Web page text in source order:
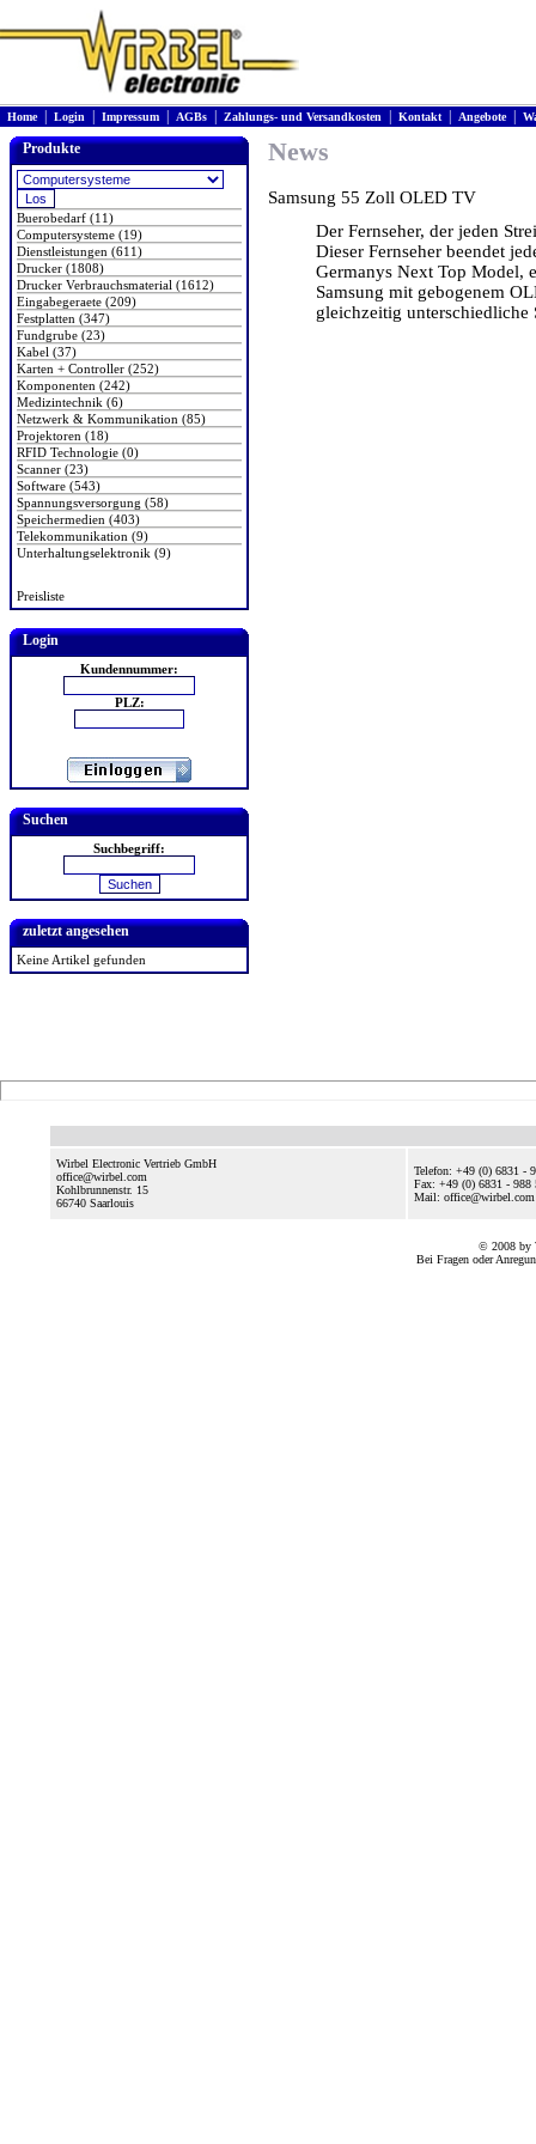
Home| Login Impressum AGBs Zahlungs- und Versandkosten Kontakt| Angebote|
Produkte
Buerobedarf (11)
Computersysteme (19)
Dienstleistungen (611)
Drucker (1808)
Drucker Verbrauchsmaterial (1612)
Eingabegeraete (209)
Festplatten (347)
Fundgrube (23)
Kabel (37)
Karten + Controller (252)
Komponenten (242)
Medizintechnik (6)
Netzwerk & Kommunikation (85)
Projektoren (18)
RFID Technologie (0)
Scanner (23)
Software (543)
Spannungsversorgung (58)
Speichermedien (403)
Telekommunikation (9)
Unterhaltungselektronik (9)
Preisliste
Login
Kundennummer:
PLZ:
Suchen
Suchbegriff:
zuletzt angesehen
Keine Artikel gefunden
News
Samsung 55 Zoll OLED TV
Der Fernseher, der jeden
Dieser Fernseher beendet
Germanys Next Top
Samsung mit gebogenem
gleichzeitig unterschiedliche
Wirbel Electronic Vertrieb GmbH
office@wirbel.com
Kohlbrunnenstr. 15
66740 Saarlouis
Telefon: +49 (0) 6831 -
Fax: +49 (0) 6831 - 988
Mail: office@wirbel.com
© 2008 by
Bei Fragen oder